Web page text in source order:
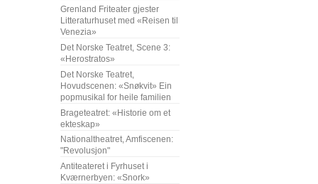
Grenland Friteater gjester
Litteraturhuset med «Reisen til
Venezia»
Det Norske Teatret, Scene 3:
«Herostratos»
Det Norske Teatret,
Hovudscenen: «Snøkvit» Ein
popmusikal for heile familien
Brageteatret: «Historie om et
ekteskap»
Nationaltheatret, Amfiscenen:
"Revolusjon"
Antiteateret i Fyrhuset i
Kværnerbyen: «Snork»